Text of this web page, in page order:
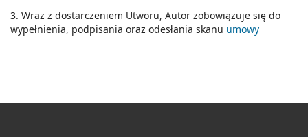
3. Wraz z dostarczeniem Utworu, Autor zobowiązuje się do
wypełnienia, podpisania oraz odesłania skanu umowy